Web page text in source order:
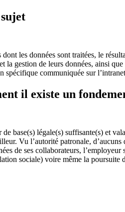
les données sont traitées, le
la gestion de leurs données, ainsi
spécifique communiquée sur
il existe un
base(s) légale(s) suffisante(s) et
Vu l’autorité patronale,
de ses collaborateurs,
sociale) voire même la